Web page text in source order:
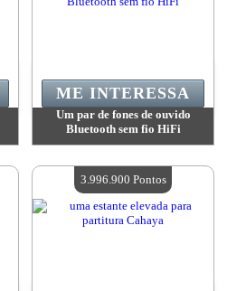
Um par de fones de ouvido
Bluetooth sem fio HiFi
Quantidade disponível:4
ME INTERESSA
3.996.900 Pontos